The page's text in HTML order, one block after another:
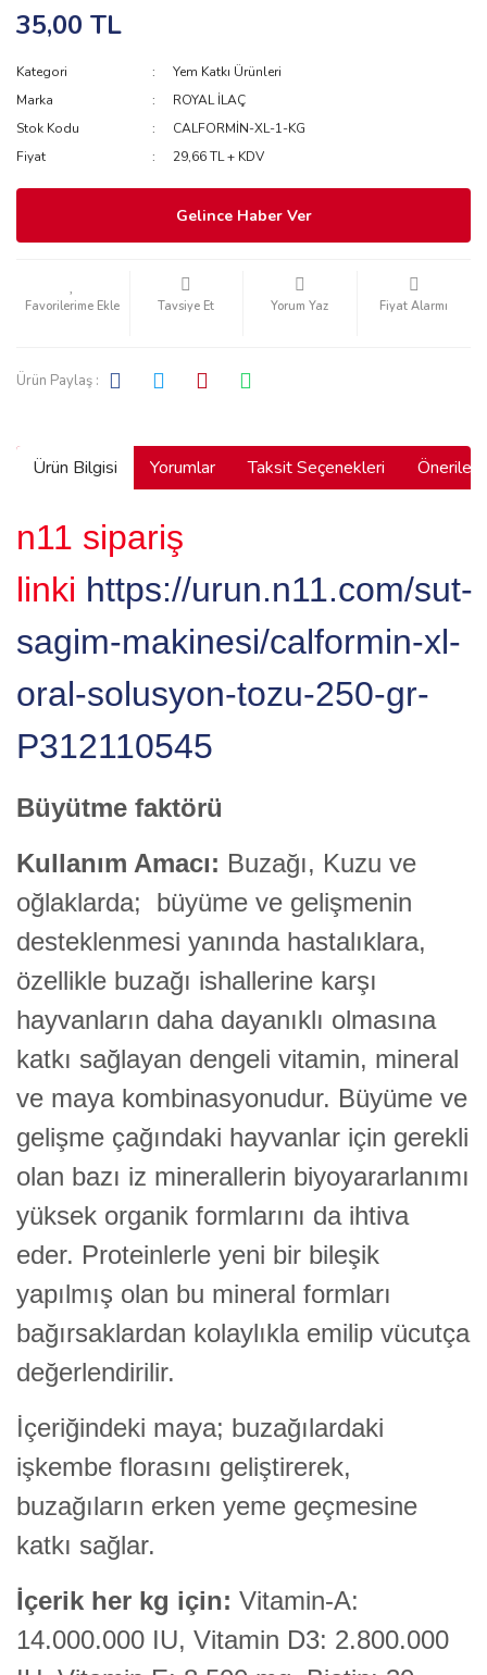
35,00 TL
Kategori
Yem Katkı Ürünleri
Marka
ROYAL İLAÇ
Stok Kodu
CALFORMİN-XL-1-KG
Fiyat
29,66 TL + KDV
Gelince Haber Ver
Tavsiye Et Yorum Yaz Fiyat Alarmı
Ürün Paylaş :
Ürün Bilgisi Yorumlar Taksit Seçenekleri
n11 sipariş
linki https://urun.n11.com/sut-
sagim-makinesi/calformin-xl-
oral-solusyon-tozu-250-gr-
P312110545
Büyütme faktörü
Kullanım Amacı: Buzağı, Kuzu ve
oğlaklarda; büyüme ve gelişmenin
desteklenmesi yanında hastalıklara,
özellikle buzağı ishallerine karşı
hayvanların daha dayanıklı olmasına
katkı sağlayan dengeli vitamin, mineral
ve maya kombinasyonudur. Büyüme ve
gelişme çağındaki hayvanlar için gerekli
olan bazı iz minerallerin biyoyararlanımı
yüksek organik formlarını da ihtiva
eder. Proteinlerle yeni bir bileşik
yapılmış olan bu mineral formları
bağırsaklardan kolaylıkla emilip vücutça
değerlendirilir.
İçeriğindeki maya; buzağılardaki
işkembe florasını geliştirerek,
buzağıların erken yeme geçmesine
katkı sağlar.
İçerik her kg için: Vitamin-A:
14.000.000 IU, Vitamin D3: 2.800.000